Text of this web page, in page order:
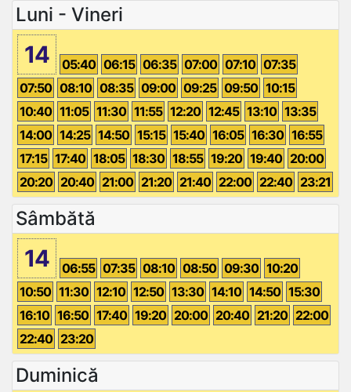
Luni - Vineri
14 05:40 06:15 06:35 07:00 07:10 07:35
07:50 08:10 08:35 09:00 09:25 09:50 10:15
10:40 11:05 11:30 11:55 12:20 12:45 13:10 13:35
14:00 14:25 14:50 15:15 15:40 16:05 16:30 16:55
17:15 17:40 18:05 18:30 18:55 19:20 19:40 20:00
20:20 20:40 21:00 21:20 21:40 22:00 22:40 23:21
Sâmbătă
14 06:55 07:35 08:10 08:50 09:30 10:20
10:50 11:30 12:10 12:50 13:30 14:10 14:50 15:30
16:10 16:50 17:40 19:20 20:00 20:40 21:20 22:00
22:40 23:20
Duminică